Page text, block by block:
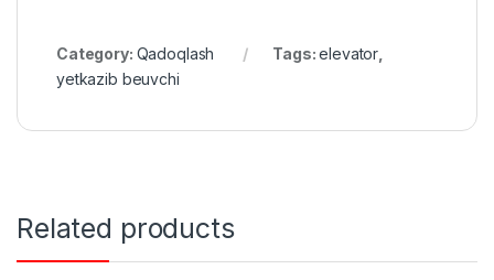
Category: Qadoqlash Tags:elevator
yetkazib beuvchi
Related products